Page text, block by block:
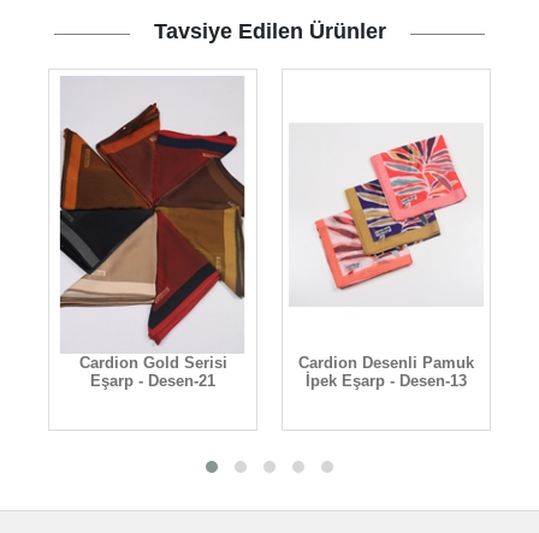
Tavsiye Edilen Ürünler
Cardion Gold Serisi
Eşarp - Desen-21
Cardion Desenli Pamuk
İpek Eşarp - Desen-13